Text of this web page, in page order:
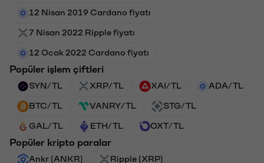
12 Nisan 2019 Cardano fiyatı
7 Nisan 2022 Ripple fiyatı
12 Ocak 2022 Cardano fiyatı
Popüler işlem çiftleri
SYN/TL XRP/TL XAI/TL ADA/TL
BTC/TL VANRY/TL STG/TL
GAL/TL ETH/TL OXT/TL
Popüler kripto paralar
Ankr (ANKR) Ripple (XRP)